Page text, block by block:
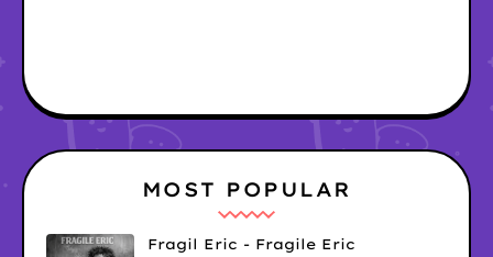
MOST POPULAR
Fragil Eric - Fragile Eric